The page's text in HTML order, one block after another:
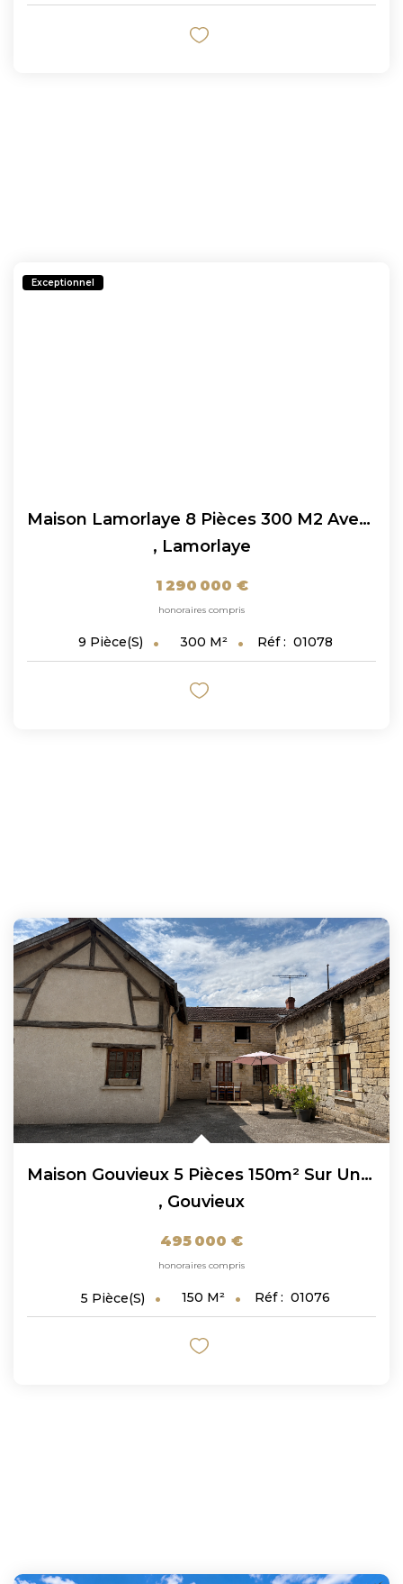
Exceptionnel
Maison Lamorlaye 8 Pièces 300 M2 Avec Piscine
, Lamorlaye
1 290 000 €
honoraires compris
9 Pièce(s) 300 M² Réf : 01078
Maison Gouvieux 5 Pièces 150m² Sur Un Terrain De 4700 M²
, Gouvieux
495 000 €
honoraires compris
5 Pièce(s) 150 M² Réf : 01076